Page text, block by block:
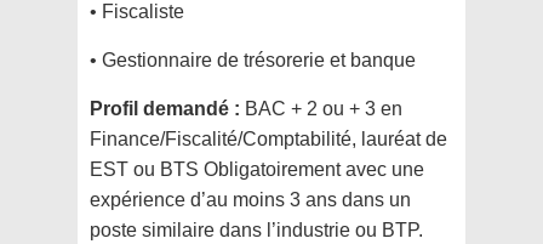
• Fiscaliste
• Gestionnaire de trésorerie et banque
Profil demandé : BAC + 2 ou + 3 en
Finance/Fiscalité/Comptabilité, lauréat de
EST ou BTS Obligatoirement avec une
expérience d’au moins 3 ans dans un
poste similaire dans l’industrie ou BTP.